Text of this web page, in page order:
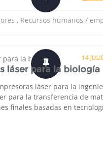
, Recursos humanos /
14
láser para la biología
láser para la
para la transferencia de
finales basadas en